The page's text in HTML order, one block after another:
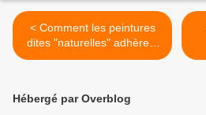
< Comment les peintures
dites "naturelles" adhèrent
sur le mur ?
Hébergé par Overblog